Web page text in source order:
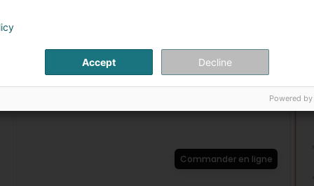
Commander en ligne
Accept Decline
Powered by